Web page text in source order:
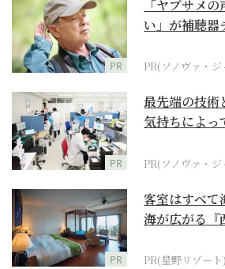
PR
「ヤブサメ
い」が補聴器
PR(ソノヴァ・
PR
最先端の技術
気持ちによっ
PR(ソノヴァ・
PR
客室はすべて
海が広がる『
PR(星野リゾート)